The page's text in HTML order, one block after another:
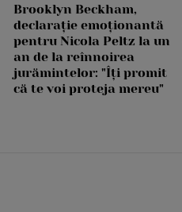
Brooklyn Beckham,
declarație emoționantă
pentru Nicola Peltz la un
an de la reînnoirea
jurămintelor: "Îți promit
că te voi proteja mereu"